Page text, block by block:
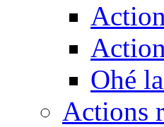
Ohé
Actions